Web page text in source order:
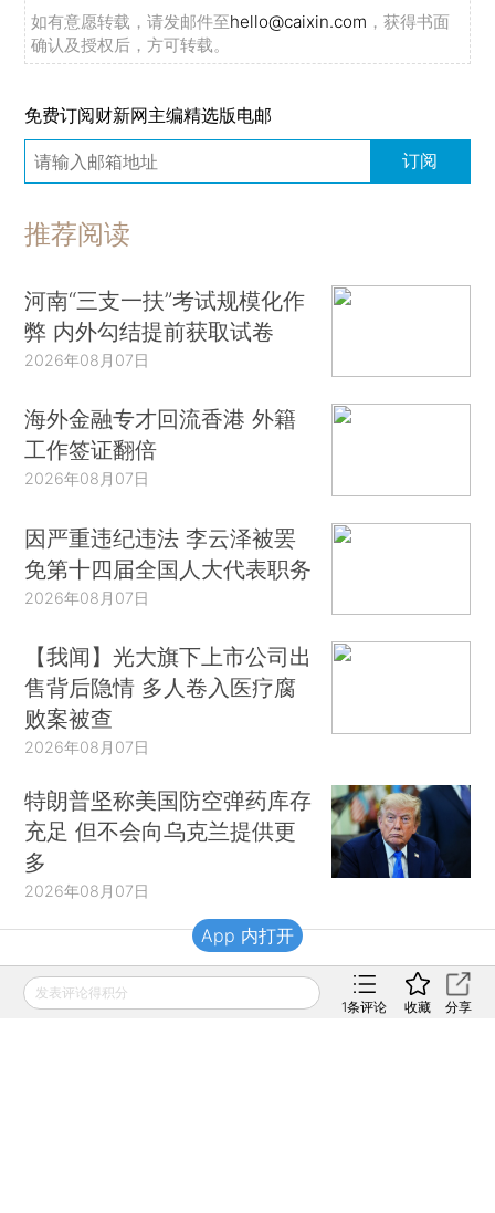
如有意愿转载，请发邮件至hello@caixin.com ，获得书面
确认及授权后，方可转载。
免费订阅财新网主编精选版电邮
订阅
推荐阅读
河南“三支一扶”考试规模化作
弊 内外勾结提前获取试卷
2026年08月07日
海外金融专才回流香港 外籍
工作签证翻倍
2026年08月07日
因严重违纪违法 李云泽被罢
免第十四届全国人大代表职务
2026年08月07日
【我闻】光大旗下上市公司出
售背后隐情 多人卷入医疗腐
败案被查
2026年08月07日
特朗普坚称美国防空弹药库存
充足 但不会向乌克兰提供更
多
2026年08月07日
财新移动
发表评论得积分
1条评论 收藏 分享
App 内打开